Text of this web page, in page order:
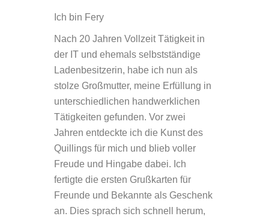
Ich bin Fery
Nach 20 Jahren VollzeitTätigkeit in
der IT und ehemals selbstständige
Ladenbesitzerin, habe ich nun als
stolze Großmutter, meine Erfüllung in
unterschiedlichen handwerklichen
Tätigkeiten gefunden. Vor zwei
Jahren entdeckte ich die Kunst des
Quillings für mich und blieb voller
Freude und Hingabe dabei. Ich
fertigte die ersten Grußkarten für
Freunde und Bekannte als Geschenk
an. Dies sprach sich schnell herum,